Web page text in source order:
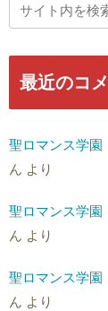
最近のコ
聖ロマンス学
ん より
聖ロマンス学
ん より
聖ロマンス学
ん より